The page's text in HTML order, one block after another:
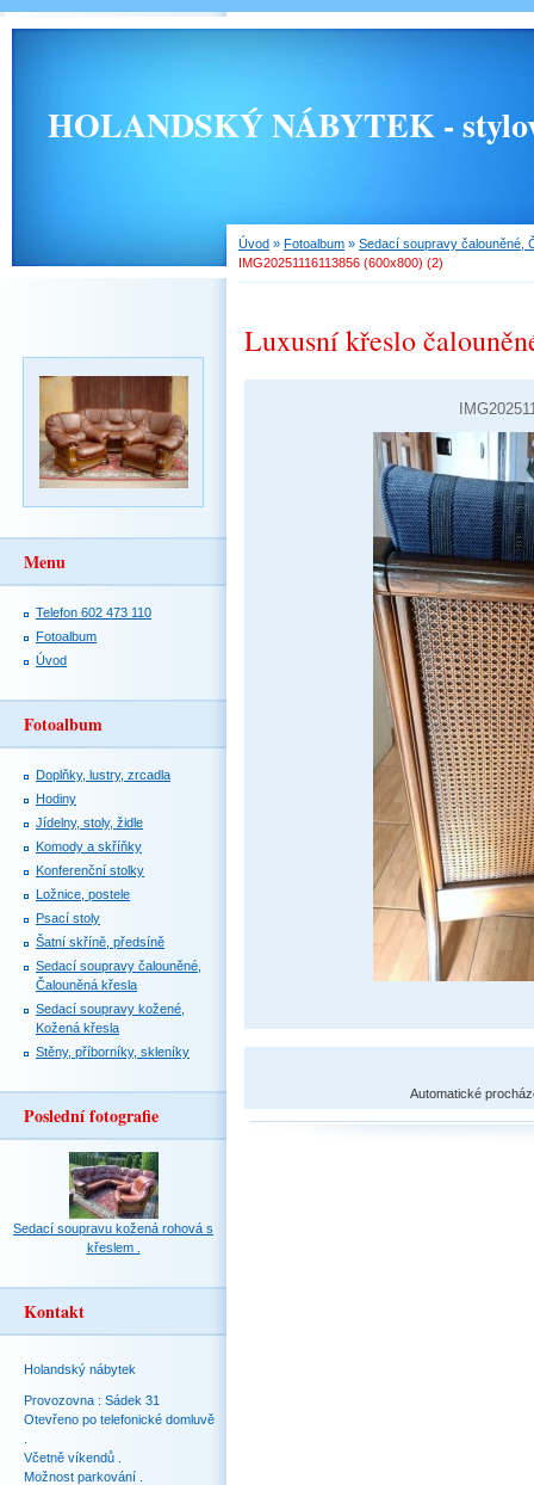
HOLANDSKÝ NÁBYTEK -
Úvod » Fotoalbum » Sedací soupravy čalouněné,
IMG20251116113856 (600x800) (2)
Luxusní křeslo
Automatické
Menu
Telefon 602 473 110
Fotoalbum
Úvod
Fotoalbum
Doplňky, lustry, zrcadla
Hodiny
Jídelny, stoly, židle
Komody a skříňky
Konferenční stolky
Ložnice, postele
Psací stoly
Šatní skříně, předsíně
Sedací soupravy čalouněné,
Čalouněná křesla
Sedací soupravy kožené,
Kožená křesla
Stěny, příborníky, skleníky
Poslední fotografie
Sedací soupravu kožená rohová s
křeslem .
Kontakt
Holandský nábytek
Provozovna : Sádek 31
Otevřeno po telefonické domluvě
Včetně víkendů .
Možnost parkování .